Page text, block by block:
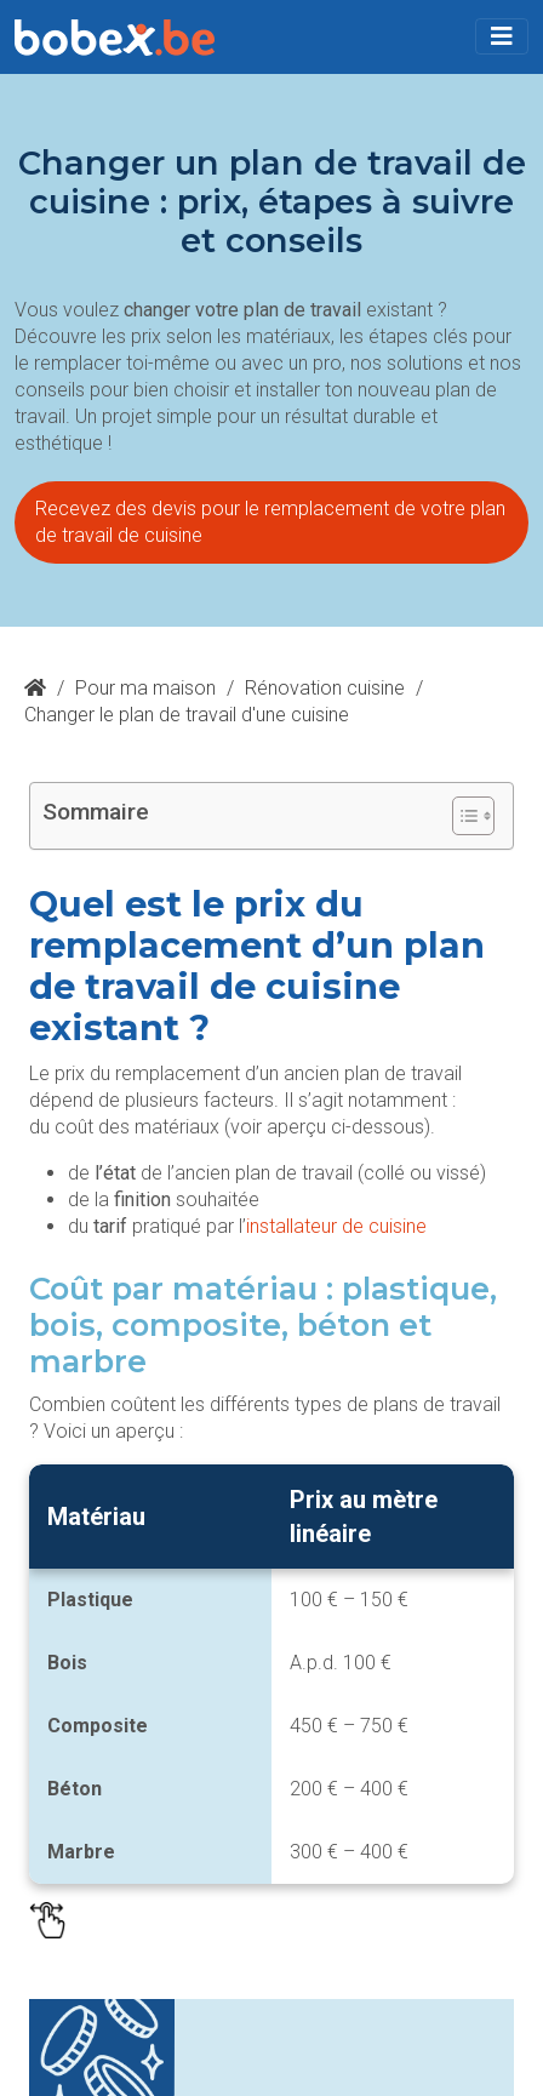
Changer un plan de travail de
cuisine : prix, étapes à suivre
et conseils
Vous voulez changer votre plan de travail existant ?
Découvre les prix selon les matériaux, les étapes clés pour
le remplacer toi-même ou avec un pro, nos solutions et nos
conseils pour bien choisir et installer ton nouveau plan de
travail. Un projet simple pour un résultat durable et
esthétique !
Recevez des devis pour le remplacement de votre plan
de travail de cuisine
/ Pour ma maison / Rénovation cuisine /
Changer le plan de travail d'une cuisine
Sommaire
Quel est le prix du
remplacement d’un plan
de travail de cuisine
existant ?
Le prix du remplacement d’un ancien plan de travail
dépend de plusieurs facteurs. Il s’agit notamment :
du coût des matériaux (voir aperçu ci-dessous).
de l’état de l’ancien plan de travail (collé ou vissé)
de la finition souhaitée
du tarif pratiqué par l’installateur de cuisine
Coût par matériau : plastique,
bois, composite, béton et
marbre
Combien coûtent les différents types de plans de travail
? Voici un aperçu :
Matériau
Prix au mètre
linéaire
Plastique 100 € – 150 €
Bois A.p.d. 100 €
Composite 450 € – 750 €
Béton 200 € – 400 €
Marbre 300 € – 400 €